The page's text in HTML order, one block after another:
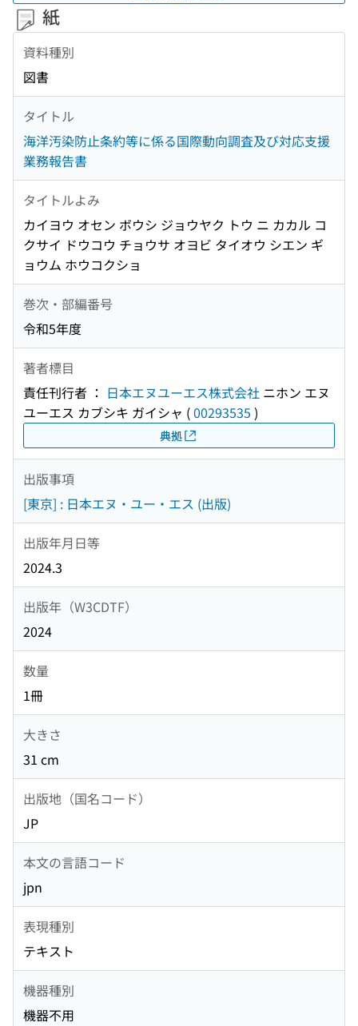
紙
資料種別
図書
タイトル
海洋汚染防止条約等に係る国際動向調査及び対応支援
業務報告書
タイトルよみ
カイヨウ オセン ボウシ ジョウヤク トウ ニ カカル コ
クサイ ドウコウ チョウサ オヨビ タイオウ シエン ギ
ョウム ホウコクショ
巻次・部編番号
令和5年度
著者標目
責任刊行者 ： 日本エヌユーエス株式会社 ニホン エヌ
ユーエス カブシキ ガイシャ (00293535 )
典拠
出版事項
[東京] : 日本エヌ・ユー・エス (出版)
出版年月日等
2024.3
出版年（W3CDTF）
2024
数量
1冊
大きさ
31 cm
出版地（国名コード）
JP
本文の言語コード
jpn
表現種別
テキスト
機器種別
機器不用